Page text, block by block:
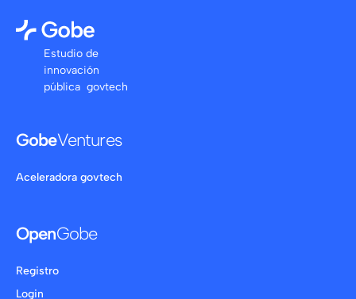
Estudio de
innovación
pública govtech
GobeVentures
Aceleradora govtech
OpenGobe
Registro
Login